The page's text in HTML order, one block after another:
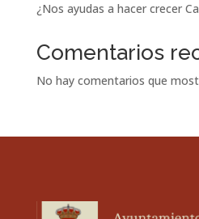
¿Nos ayudas a hacer crecer
Comentarios
No hay comentarios que